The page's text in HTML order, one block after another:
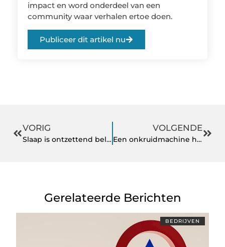
impact en word onderdeel van een
community waar verhalen ertoe doen.
Publiceer dit artikel nu
VORIG
Slaap is ontzettend belangrijk
VOLGENDE
Een onkruidmachine huren om onkruidbestrijding met heet water uit te voeren
Gerelateerde Berichten
BEDRIJVEN